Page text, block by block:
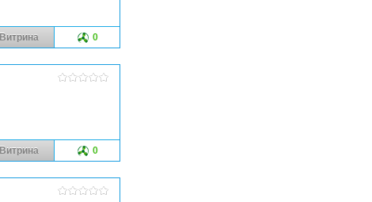
Витрина 0
Витрина 0